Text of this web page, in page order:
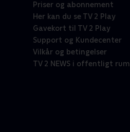
Priser og abonnement
Her kan du se TV 2 Play
Gavekort til TV 2 Play
Support og Kundecenter
Vilkår og betingelser
TV 2 NEWS i offentligt rum